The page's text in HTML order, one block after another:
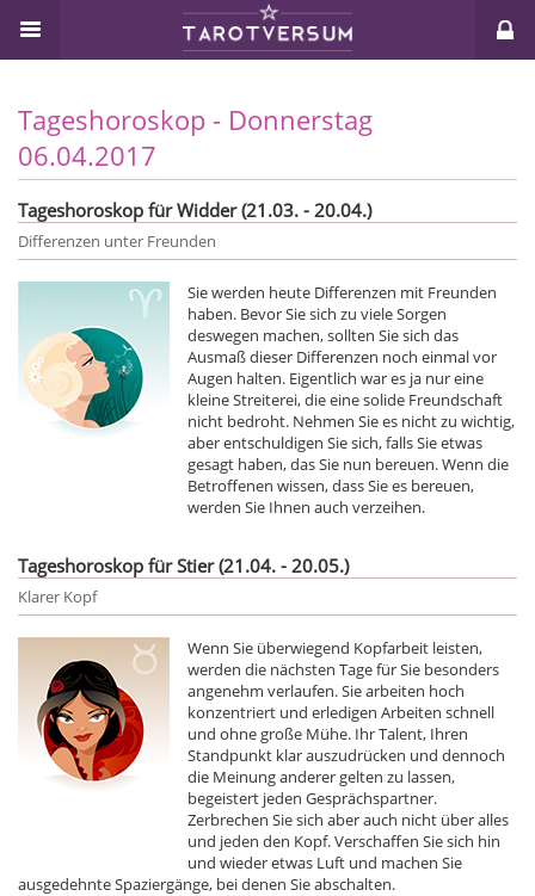
Tageshoroskop - Donnerstag
06.04.2017
Tageshoroskop für Widder (21.03. - 20.04.)
Differenzen unter Freunden
Sie werden heute Differenzen mit Freunden
haben. Bevor Sie sich zu viele Sorgen
deswegen machen, sollten Sie sich das
Ausmaß dieser Differenzen noch einmal vor
Augen halten. Eigentlich war es ja nur eine
kleine Streiterei, die eine solide Freundschaft
nicht bedroht. Nehmen Sie es nicht zu wichtig,
aber entschuldigen Sie sich, falls Sie etwas
gesagt haben, das Sie nun bereuen. Wenn die
Betroffenen wissen, dass Sie es bereuen,
werden Sie Ihnen auch verzeihen.
Tageshoroskop für Stier (21.04. - 20.05.)
Klarer Kopf
Wenn Sie überwiegend Kopfarbeit leisten,
werden die nächsten Tage für Sie besonders
angenehm verlaufen. Sie arbeiten hoch
konzentriert und erledigen Arbeiten schnell
und ohne große Mühe. Ihr Talent, Ihren
Standpunkt klar auszudrücken und dennoch
die Meinung anderer gelten zu lassen,
begeistert jeden Gesprächspartner.
Zerbrechen Sie sich aber auch nicht über alles
und jeden den Kopf. Verschaffen Sie sich hin
und wieder etwas Luft und machen Sie
ausgedehnte Spaziergänge, bei denen Sie abschalten.